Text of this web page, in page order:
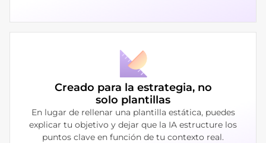
Creado para la estrategia, no
solo plantillas
En lugar de rellenar una plantilla estática, puedes
explicar tu objetivo y dejar que la IA estructure los
puntos clave en función de tu contexto real.